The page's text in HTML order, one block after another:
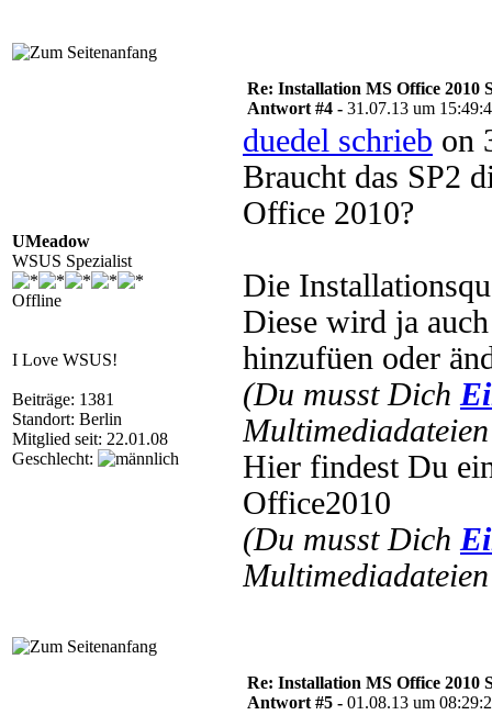
UMeadow
WSUS Spezialist
Offline
I Love WSUS!
Beiträge: 1381
Standort: Berlin
Mitglied seit: 22.01.08
Geschlecht:
Re: Installation MS Office 2010
Antwort #4 - 31.07.13 um
duedel schrieb on
Braucht das SP2
Office 2010?
Die
Diese wird ja
hinzufüen oder
(Du musst Dich
Hier findest Du
Office2010
(Du musst Dich
Re: Installation MS Office 2010
Antwort #5 - 01.08.13 um